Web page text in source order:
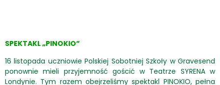
SPEKTAKL „PINOKIO”
16 listopada uczniowie Polskiej Sobotniej Szkoły w Gravesend
ponownie mieli przyjemność gościć w Teatrze SYRENA w
Londynie. Tym razem obejrzeliśmy spektakl PINOKIO, pełna